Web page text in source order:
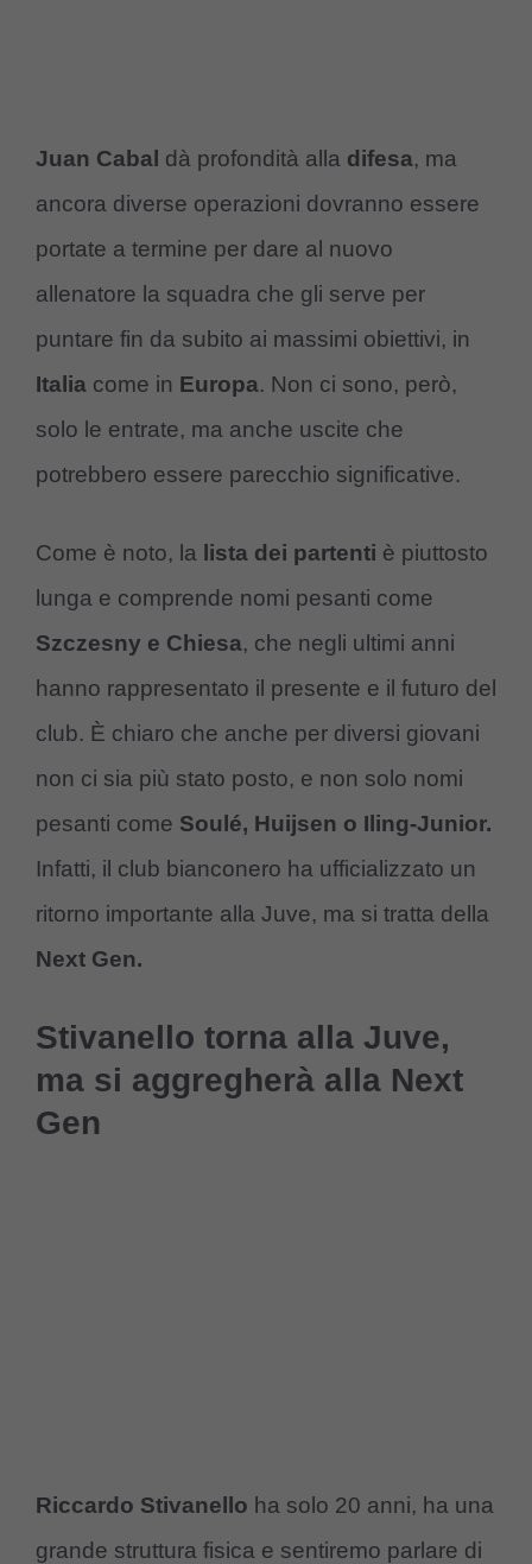
Juan Cabal dà profondità alla difesa, ma
ancora diverse operazioni dovranno essere
portate a termine per dare al nuovo
allenatore la squadra che gli serve per
puntare fin da subito ai massimi obiettivi, in
Italia come in Europa. Non ci sono, però,
solo le entrate, ma anche uscite che
potrebbero essere parecchio significative.
Come è noto, la lista dei partenti è piuttosto
lunga e comprende nomi pesanti come
Szczesny e Chiesa, che negli ultimi anni
hanno rappresentato il presente e il futuro del
club. È chiaro che anche per diversi giovani
non ci sia più stato posto, e non solo nomi
pesanti come Soulé, Huijsen o Iling-Junior.
Infatti, il club bianconero ha ufficializzato un
ritorno importante alla Juve, ma si tratta della
Next Gen.
Stivanello torna alla Juve,
ma si aggregherà alla Next
Gen
Riccardo Stivanello ha solo 20 anni, ha una
grande struttura fisica e sentiremo parlare di